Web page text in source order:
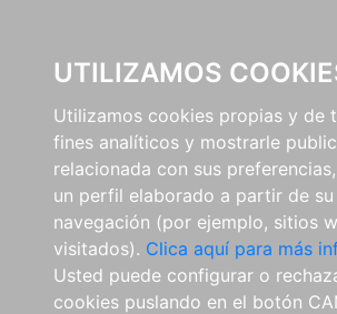
UTILIZAMOS
Utilizamos cookies propias y de
fines analíticos y mostrarle
relacionada con sus
un perfil elaborado a partir de
navegación (por ejemplo, sitios
visitados). Clica aquí para más
Usted puede configurar o
cookies puslando en el botón